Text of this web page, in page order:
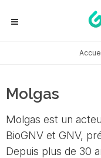
Molgas
Molgas est un
BioGNV et GNV,
Depuis plus de 30